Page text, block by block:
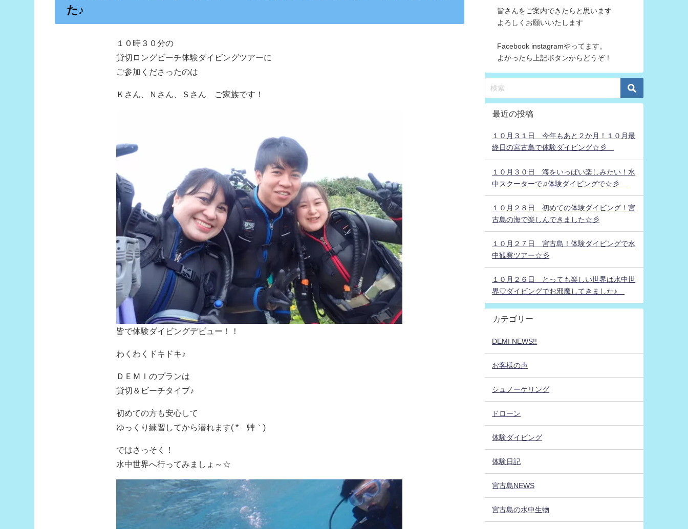
た♪
１０時３０分の
貸切ロングビーチ体験ダイビングツアーに
ご参加くださったのは
Ｋさん、Ｎさん、Ｓさん ご家族です！
皆で体験ダイビングデビュー！！
わくわくドキドキ♪
ＤＥＭＩのプランは
貸切＆ビーチタイプ♪
初めての方も安心して
ゆっくり練習してから潜れます( *´艸｀)
ではさっそく！
水中世界へ行ってみましょ～☆
皆さんをご案内できたらと思います
よろしくお願いいたします
Facebook instagramやってます。
よかったら上記ボタンからどうぞ！
最近の投稿
１０月３１日 今年もあと２か月！１０月最
終日の宮古島で体験ダイビング☆彡
１０月３０日 海をいっぱい楽しみたい！水
中スクーターで♫体験ダイビングで☆彡
１０月２８日 初めての体験ダイビング！宮
古島の海で楽しんできました☆彡
１０月２７日 宮古島！体験ダイビングで水
中観察ツアー☆彡
１０月２６日 とっても楽しい世界は水中世
界♡ダイビングでお邪魔してきました♪
カテゴリー
DEMI NEWS!!
お客様の声
シュノーケリング
ドローン
体験ダイビング
体験日記
宮古島NEWS
宮古島の水中生物